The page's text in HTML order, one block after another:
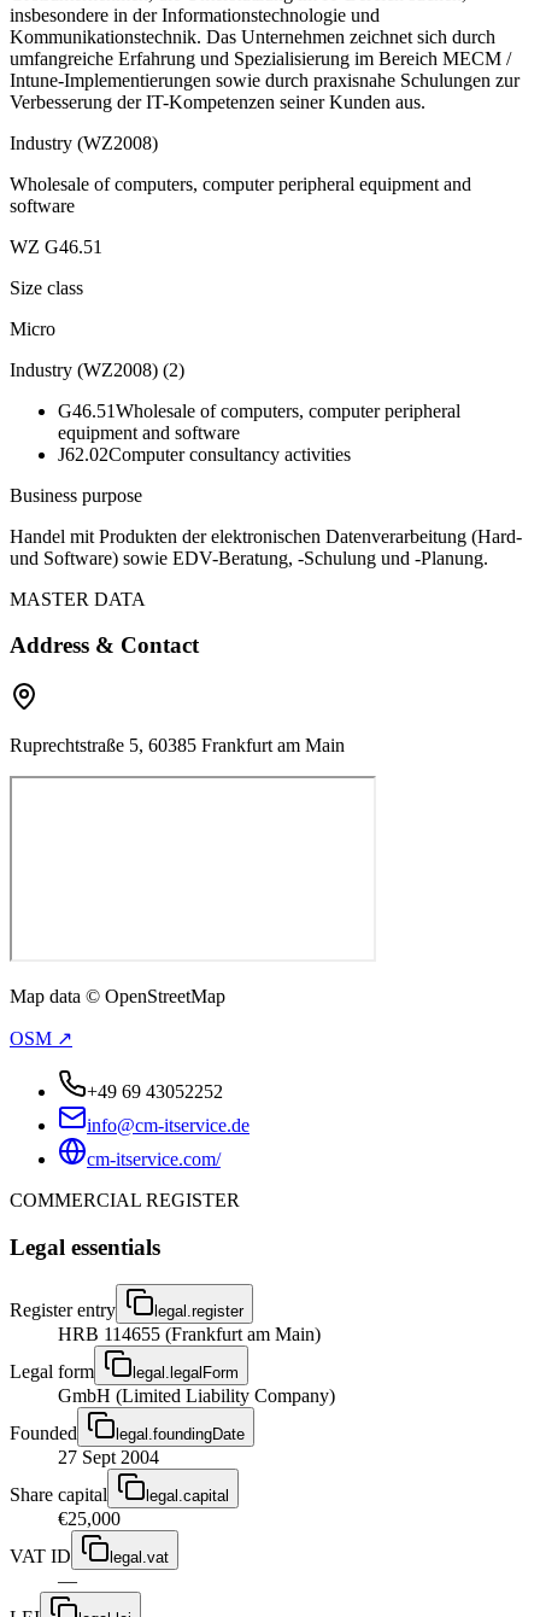
insbesondere in der Informationstechnologie und
Kommunikationstechnik. Das Unternehmen zeichnet sich durch
umfangreiche Erfahrung und Spezialisierung im Bereich MECM /
Intune-Implementierungen sowie durch praxisnahe Schulungen zur
Verbesserung der IT-Kompetenzen seiner Kunden aus.
Industry (WZ2008)
Wholesale of computers, computer peripheral equipment and
software
WZ G46.51
Size class
Micro
Industry (WZ2008) (2)
G46.51Wholesale of computers, computer peripheral
equipment and software
J62.02Computer consultancy activities
Business purpose
Handel mit Produkten der elektronischen Datenverarbeitung (Hard-
und Software) sowie EDV-Beratung, -Schulung und -Planung.
MASTER DATA
Address & Contact
Ruprechtstraße 5, 60385 Frankfurt am Main
Map data © OpenStreetMap
OSM ↗
+49 69 43052252
info@cm-itservice.de
cm-itservice.com/
COMMERCIAL REGISTER
Legal essentials
Register entry legal.register
HRB 114655 (Frankfurt am Main)
Legal form
legal.legalForm
GmbH (Limited Liability Company)
Founded
legal.foundingDate
27 Sept 2004
Share capital
legal.capital
€25,000
VAT ID
legal.vat
—